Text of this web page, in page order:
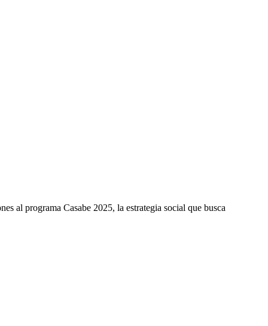
al programa Casabe 2025, la estrategia social que busca